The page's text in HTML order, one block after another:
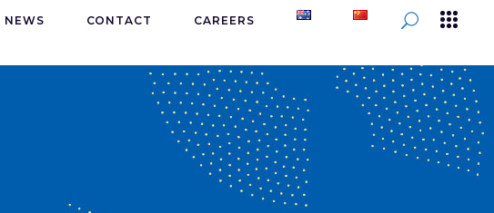
NEWS CONTACT CAREERS